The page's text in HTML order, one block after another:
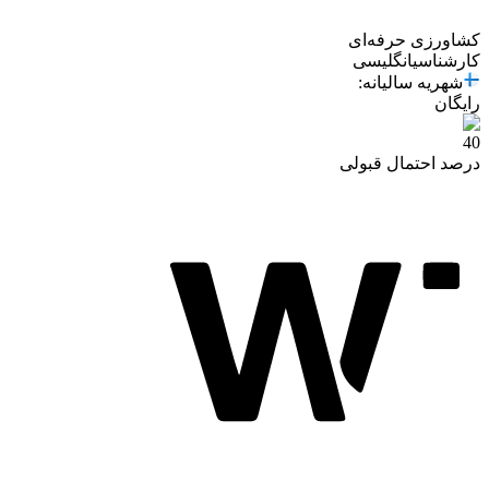
کشاورزی حرفه‌ای
کارشناسیانگلیسی
شهریه سالیانه:
رایگان
40
درصد احتمال قبولی